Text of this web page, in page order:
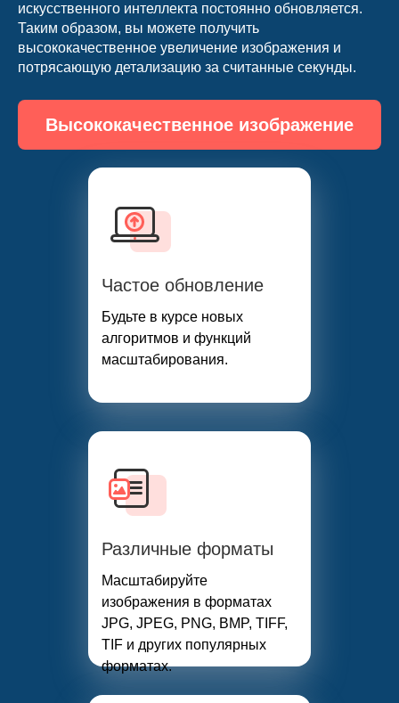
искусственного интеллекта постоянно обновляется.
Таким образом, вы можете получить
высококачественное увеличение изображения и
потрясающую детализацию за считанные секунды.
Высококачественное изображение
Частое обновление
Будьте в курсе новых
алгоритмов и функций
масштабирования.
Различные форматы
Масштабируйте
изображения в форматах
JPG, JPEG, PNG, BMP, TIFF,
TIF и других популярных
форматах.